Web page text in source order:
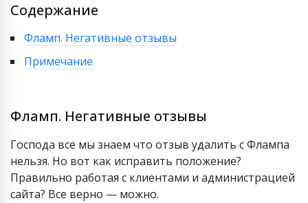
Содержание
Фламп. Негативные отзывы
Примечание
Фламп. Негативные отзывы
Господа все мы знаем что отзыв удалить с Флампа
нельзя. Но вот как исправить положение?
Правильно работая с клиентами и администрацией
сайта? Все верно — можно.